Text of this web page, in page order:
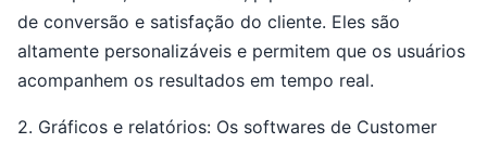
de conversão e satisfação do cliente. Eles são
altamente personalizáveis e permitem que os usuários
acompanhem os resultados em tempo real.
2. Gráficos e relatórios: Os softwares de Customer